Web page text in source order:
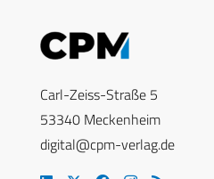
Carl-Zeiss-Straße 5
53340 Meckenheim
digital@cpm-verlag.de